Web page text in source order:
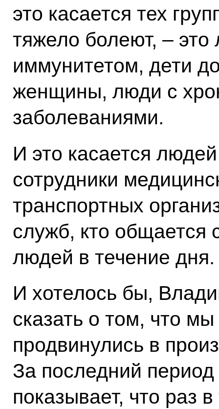
это касается тех
тяжело болеют, –
иммунитетом, дети
женщины, люди с
заболеваниями.
И это касается
сотрудники
транспортных
служб, кто общается
людей в течение дня.
И хотелось бы,
сказать о том, что
продвинулись в
За последний
показывает, что раз